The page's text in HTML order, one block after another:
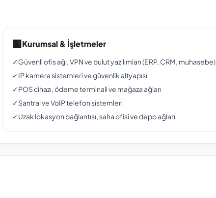
🏢Kurumsal & İşletmeler
✓Güvenli ofis ağı, VPN ve bulut yazılımları (ERP, CRM, muhasebe)
✓IP kamera sistemleri ve güvenlik altyapısı
✓POS cihazı, ödeme terminali ve mağaza ağları
✓Santral ve VoIP telefon sistemleri
✓Uzak lokasyon bağlantısı, saha ofisi ve depo ağları